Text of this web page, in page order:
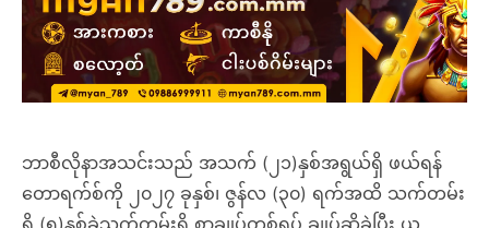
ဘာစီလိုနာအသင်းသည် အသက် (၂၁)နှစ်အရွယ်ရှိ ဖယ်ရန်
တောရက်စ်ကို ၂၀၂၇ ခုနှစ်၊ ဇွန်လ (၃၀) ရက်အထိ သက်တမ်း